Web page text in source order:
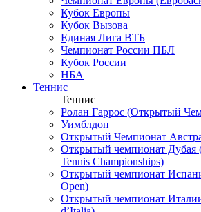
Кубок Европы
Кубок Вызова
Единая Лига ВТБ
Чемпионат России ПБЛ
Кубок России
НБА
Теннис
Теннис
Ролан Гаррос (Открытый
Уимблдон
Открытый Чемпионат
Открытый чемпионат Дубая
Tennis Championships)
Открытый чемпионат
Open)
Открытый чемпионат